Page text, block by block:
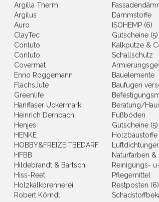
Argilla Therm
Argilus
Auro
ClayTec
Conluto
Conluto
Covermat
Enno Roggemann
FlachsJute
Greenlife
Hanffaser Uckermark
Heinrich Dernbach
Henjes
HENKE
HOBBY&FREIZEITBEDARF
HFBB
Hildebrandt & Bartsch
Hiss-Reet
Holzkalkbrennerei
Robert Körndl
Dämmstoffe
ISOHEMP (6)
Gutscheine (5)
Kalkputze &
Schallschutz
Bauelemente
Baufugen
Beratung/
Fußböden
Gutscheine (5)
Holzbaustoffe
Naturfarben &
Reinigungs- u-
Pflegemittel
Restposten (6)